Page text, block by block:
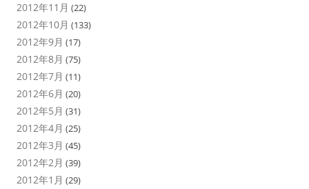
2012年11月 (22)
2012年10月 (133)
2012年9月 (17)
2012年8月 (75)
2012年7月 (11)
2012年6月 (20)
2012年5月 (31)
2012年4月 (25)
2012年3月 (45)
2012年2月 (39)
2012年1月 (29)